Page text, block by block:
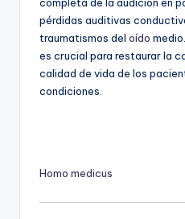
pérdidas auditivas
traumatismos del oído
es crucial para restaurar la
calidad de vida de los
condiciones.
Homo medicus